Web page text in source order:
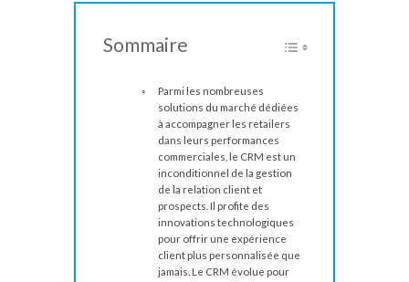
Sommaire
Parmi les nombreuses
solutions du marché dédiées
à accompagner les retailers
dans leurs performances
commerciales, le CRM est un
inconditionnel de la gestion
de la relation client et
prospects. Il profite des
innovations technologiques
pour offrir une expérience
client plus personnalisée que
jamais. Le CRM évolue pour